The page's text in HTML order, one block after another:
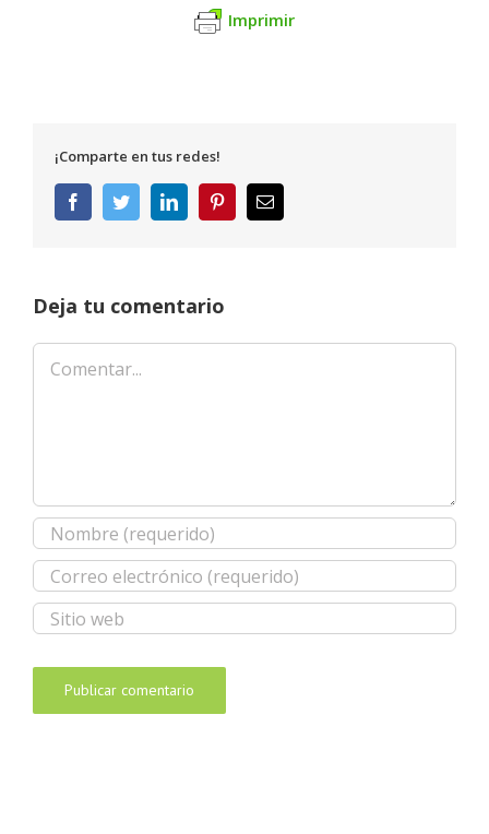
Imprimir
¡Comparte en tus redes!
FacebookTwitterLinkedInPinterestCorreo
electrónico
Deja tu comentario
Comentar